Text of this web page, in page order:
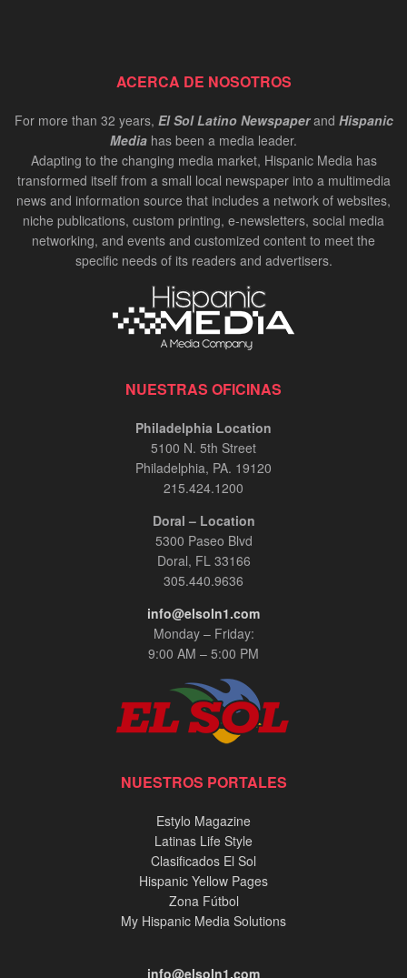
ACERCA DE NOSOTROS
For more than 32 years, El Sol Latino Newspaperand Hispanic
Media has been a media leader.
Adapting to the changing media market, Hispanic Media has
transformed itself from a small local newspaper into a multimedia
news and information source that includes a network of websites,
niche publications, custom printing, e-newsletters, social media
networking, and events and customized content to meet the
specific needs of its readers and advertisers.
NUESTRAS OFICINAS
Philadelphia Location
5100 N. 5th Street
Philadelphia, PA. 19120
215.424.1200
Doral – Location
5300 Paseo Blvd
Doral, FL 33166
305.440.9636
info@elsoln1.com
Monday – Friday:
9:00 AM – 5:00 PM
NUESTROS PORTALES
Estylo Magazine
Latinas Life Style
Clasificados El Sol
Hispanic Yellow Pages
Zona Fútbol
My Hispanic Media Solutions
info@elsoln1.com